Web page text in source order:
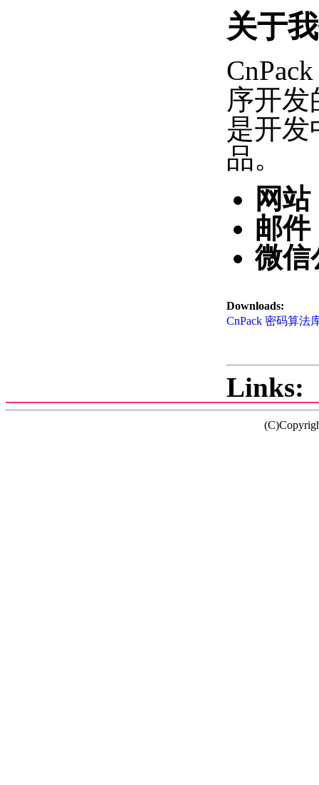
关于
序开
是开发
品。
网站
邮件
微信
Downloads:
CnPack 密码算法
Links: